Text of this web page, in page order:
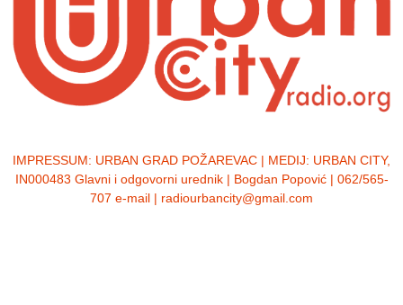
IMPRESSUM: URBAN GRAD POŽAREVAC | MEDIJ: URBAN CITY,
IN000483 Glavni i odgovorni urednik | Bogdan Popović | 062/565-
707 e-mail | radiourbancity@gmail.com